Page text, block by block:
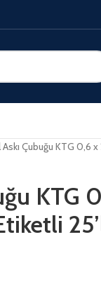
Askı Çubuğu KTG 0,6
KTG